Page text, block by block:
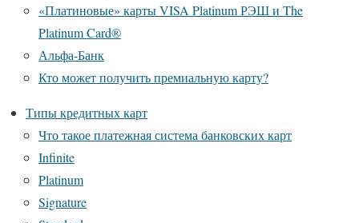
«Платиновые» карты VISA Platinum РЭШ и The
Platinum Card®
Альфа-Банк
Кто может получить премиальную карту?
Типы кредитных карт
Что такое платежная система банковских карт
Infinite
Platinum
Signature